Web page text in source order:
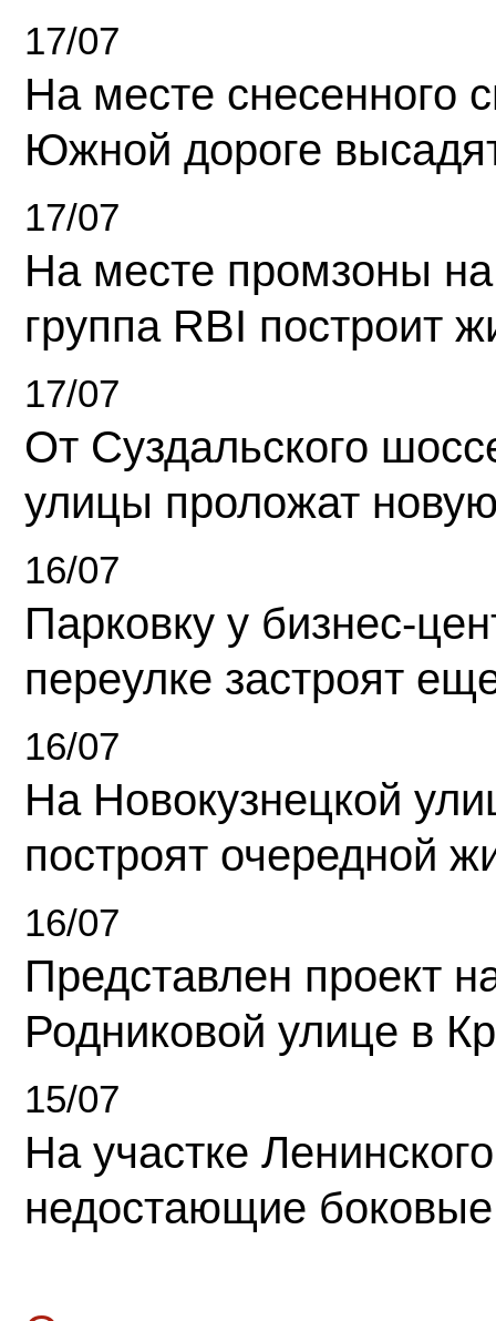
17/07
На месте снесенного
Южной дороге
17/07
На месте промзоны
группа RBI построит
17/07
От Суздальского
улицы проложат
16/07
Парковку у бизнес-
переулке застроят
16/07
На Новокузнецкой
построят очередной
16/07
Представлен проект
Родниковой улице в
15/07
На участке
недостающие